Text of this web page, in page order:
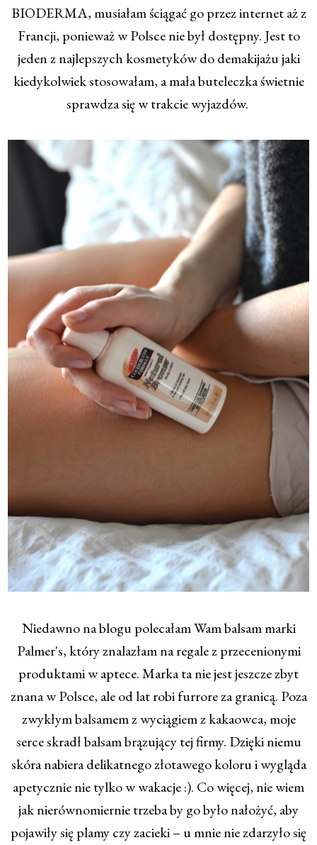
BIODERMA, musiałam ściągać go przez internet aż z
Francji, ponieważ w Polsce nie był dostępny. Jest to
jeden z najlepszych kosmetyków do demakijażu jaki
kiedykolwiek stosowałam, a mała buteleczka świetnie
sprawdza się w trakcie wyjazdów.
Niedawno na blogu polecałam Wam balsam marki
Palmer's, który znalazłam na regale z przecenionymi
produktami w aptece. Marka ta nie jest jeszcze zbyt
znana w Polsce, ale od lat robi furrore za granicą. Poza
zwykłym balsamem z wyciągiem z kakaowca, moje
serce skradł balsam brązujący tej firmy. Dzięki niemu
skóra nabiera delikatnego złotawego koloru i wygląda
apetycznie nie tylko w wakacje :). Co więcej, nie wiem
jak nierównomiernie trzeba by go było nałożyć, aby
pojawiły się plamy czy zacieki – u mnie nie zdarzyło się